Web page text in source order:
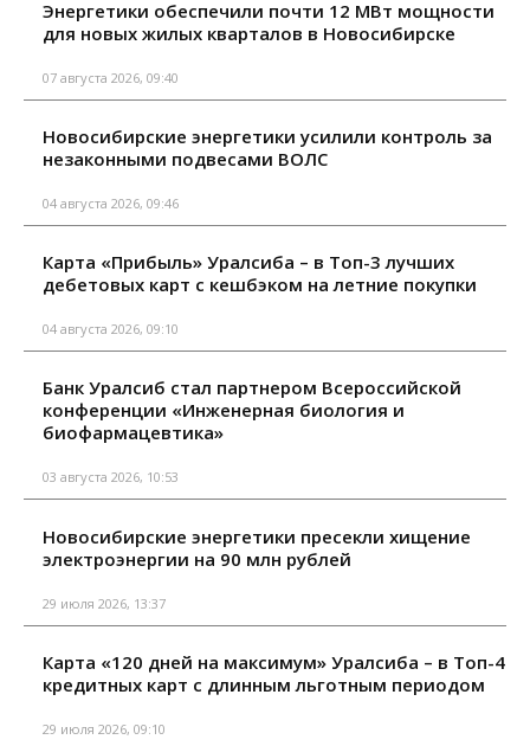
Энергетики обеспечили почти 12 МВт мощности
для новых жилых кварталов в Новосибирске
07 августа 2026, 09:40
Новосибирские энергетики усилили контроль за
незаконными подвесами ВОЛС
04 августа 2026, 09:46
Карта «Прибыль» Уралсиба – в Топ-3 лучших
дебетовых карт с кешбэком на летние покупки
04 августа 2026, 09:10
Банк Уралсиб стал партнером Всероссийской
конференции «Инженерная биология и
биофармацевтика»
03 августа 2026, 10:53
Новосибирские энергетики пресекли хищение
электроэнергии на 90 млн рублей
29 июля 2026, 13:37
Карта «120 дней на максимум» Уралсиба – в Топ-4
кредитных карт с длинным льготным периодом
29 июля 2026, 09:10